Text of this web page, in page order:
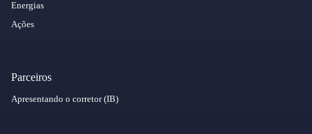
Energias
Ações
Parceiros
Apresentando o corretor (IB)